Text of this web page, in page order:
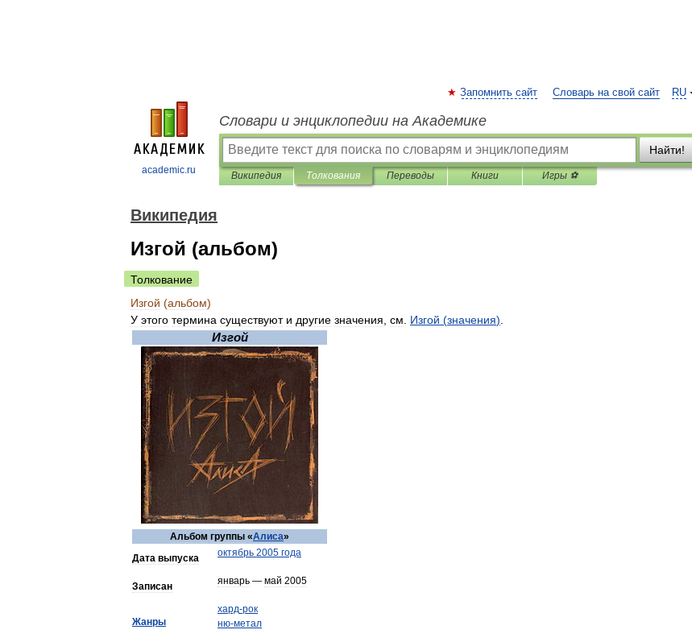
academic.ru
RU
Запомнить сайт Словарь на свой сайт
Словари и энциклопедии на Академике
Найти!
Википедия Толкования Переводы Книги Игры ⚽
Википедия
Изгой (альбом)
Толкование
Изгой (альбом)
У этого термина существуют и другие значения см Изгой (значения)
Изгой
Альбом группы «Алиса»
Дата выпуска октябрь 2005 года
Записан январь — май 2005
Жанры
хард-рок
ню-метал